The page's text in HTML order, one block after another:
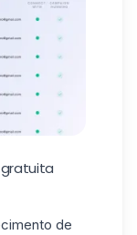
de